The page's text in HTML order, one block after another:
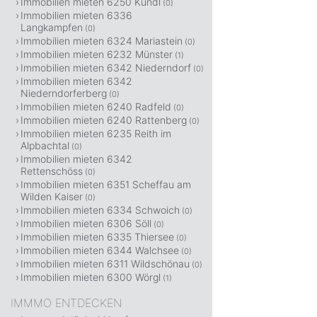
(0)
Immobilien mieten 6336
Langkampfen (0)
Immobilien mieten 6324 Mariastein (0)
Immobilien mieten 6232 Münster (1)
Immobilien mieten 6342 Niederndorf (0)
Immobilien mieten 6342
Niederndorferberg (0)
Immobilien mieten 6240 Radfeld (0)
Immobilien mieten 6240 Rattenberg (0)
Immobilien mieten 6235 Reith im
Alpbachtal (0)
Immobilien mieten 6342
Rettenschöss (0)
Immobilien mieten 6351 Scheffau am
Wilden Kaiser (0)
Immobilien mieten 6334 Schwoich (0)
Immobilien mieten 6306 Söll (0)
Immobilien mieten 6335 Thiersee (0)
Immobilien mieten 6344 Walchsee (0)
Immobilien mieten 6311 Wildschönau (0)
Immobilien mieten 6300 Wörgl (1)
IMMMO ENTDECKEN